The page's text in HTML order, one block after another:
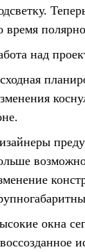
время
над
окна